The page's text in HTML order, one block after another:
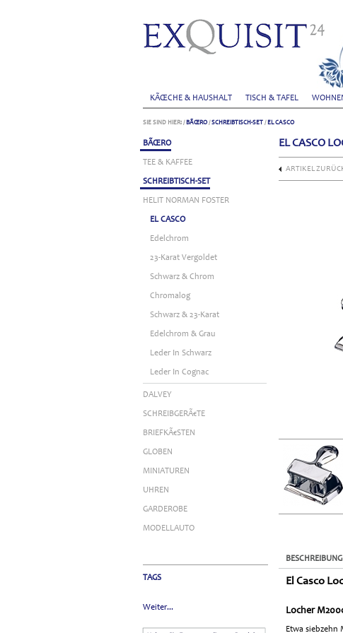
KÃŒCHE & HAUSHALT TISCH & TAFEL
SIE SIND HIER: / BÃŒRO/SCHREIBTISCH-SET / EL CASCO
BÃŒRO
TEE & KAFFEE
SCHREIBTISCH-SET
HELIT NORMAN FOSTER
EL CASCO
Edelchrom
23-Karat Vergoldet
Schwarz & Chrom
Chromalog
Schwarz & 23-Karat
Edelchrom & Grau
Leder In Schwarz
Leder In Cognac
DALVEY
SCHREIBGERÃ€TE
BRIEFKÃ€STEN
GLOBEN
MINIATUREN
UHREN
GARDEROBE
MODELLAUTO
TAGS
Weiter...
EL CASCO
ARTIKEL
BESCHREIBUNG
El Casco
Locher
Etwa